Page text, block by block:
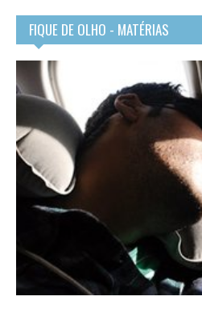
FIQUE DE OLHO - MATÉRIAS